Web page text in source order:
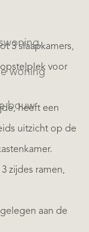
3 slaapkamers,
voor
heeft een
uitzicht op de
zijdes ramen,
aan de
woning
bouw